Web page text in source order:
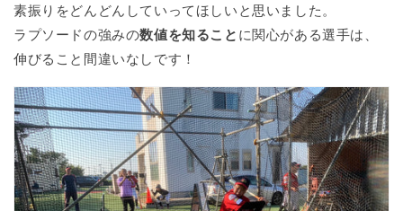
素振りをどんどんしていってほしいと思いました。
ラプソードの強みの数値を知ること に関心がある選手は、
伸びること間違いなしです！